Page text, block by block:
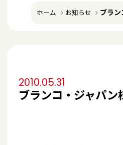
ホーム お知らせ ブラン
2010.05.31
ブランコ・ジャパン